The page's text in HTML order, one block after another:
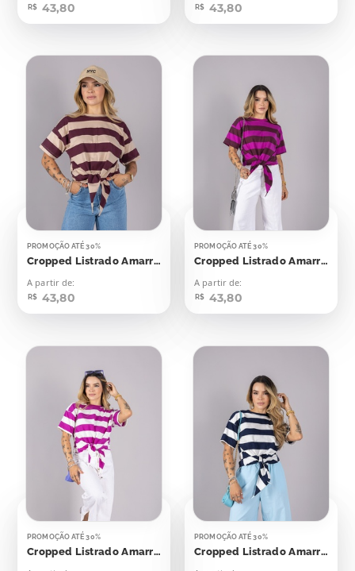
R$ 43,80 R$ 43,80
PROMOÇÃO ATÉ 30%
Cropped Listrado Amarração Bege Com Bordô
A partir de:
R$ 43,80
PROMOÇÃO ATÉ 30%
Cropped Listrado Amarração Roxo Com Bordô
A partir de:
R$ 43,80
PROMOÇÃO ATÉ 30%
Cropped Listrado Amarração Roxo Com Off
PROMOÇÃO ATÉ 30%
Cropped Listrado Amarração Azul Marinho Com Off